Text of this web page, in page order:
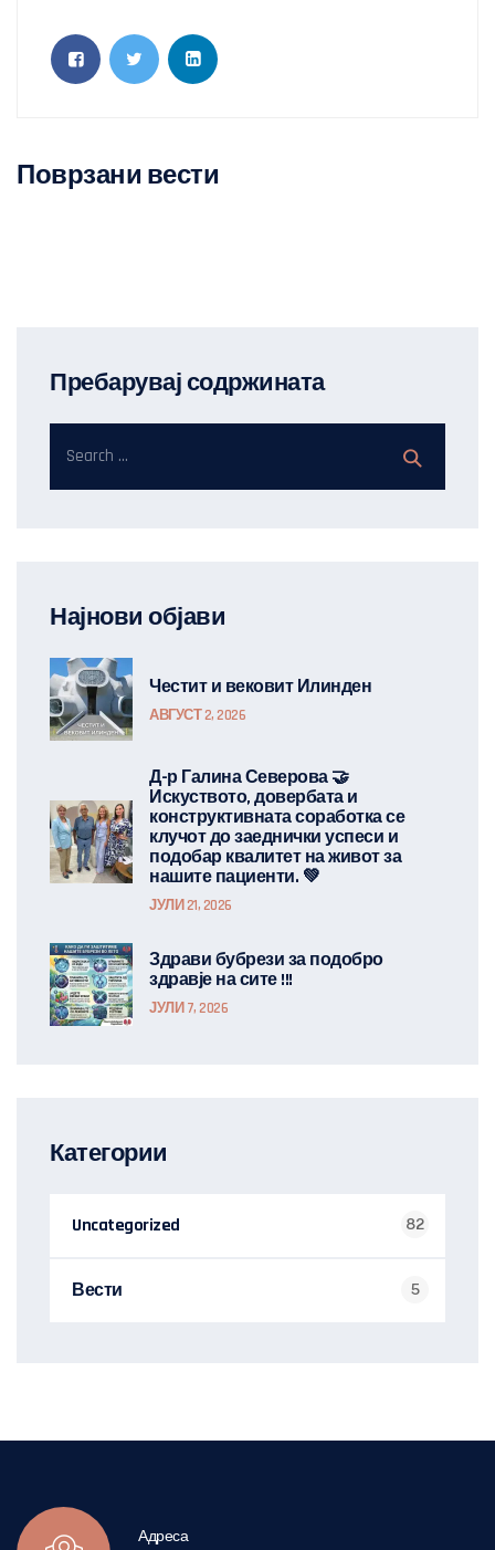
Поврзани вести
Пребарувај содржината
Најнови објави
Честит и вековит Илинден
АВГУСТ 2, 2026
Д-р Галина Северова 🤝
Искуството, довербата и
конструктивната соработка се
клучот до заеднички успеси и
подобар квалитет на живот за
нашите пациенти. 💚
ЈУЛИ 21, 2026
Здрави бубрези за подобро
здравје на сите !!!
ЈУЛИ 7, 2026
Категории
Uncategorized 82
Вести 5
Адреса